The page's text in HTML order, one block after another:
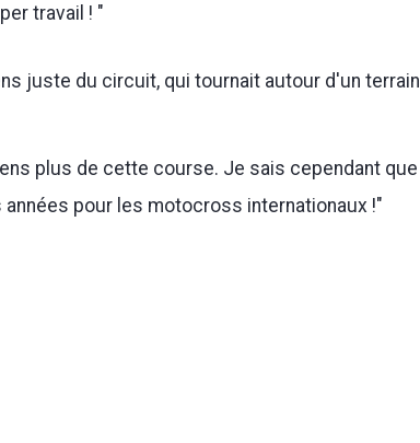
travail ! "
juste du circuit, qui tournait autour d'un terrain
plus de cette course. Je sais cependant que
pour les motocross internationaux !"